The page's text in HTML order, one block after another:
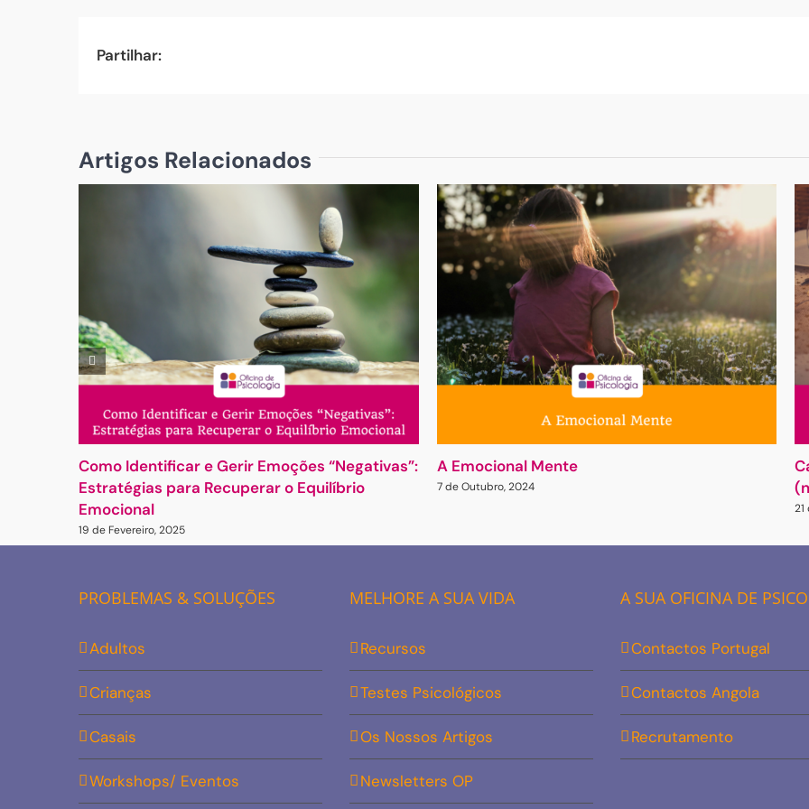
Partilhar:
Artigos Relacionados
Como Identificar e Gerir Emoções “Negativas”:
Estratégias para Recuperar o Equilíbrio
Emocional
19 de Fevereiro, 2025
A Emocional Mente
7 de Outubro, 2024
PROBLEMAS & SOLUÇÕES
Adultos
Crianças
Casais
Workshops/ Eventos
MELHORE A SUA VIDA
Recursos
Testes Psicológicos
Os Nossos Artigos
Newsletters OP
A SUA OFICINA DE
Contactos Portugal
Contactos Angola
Recrutamento